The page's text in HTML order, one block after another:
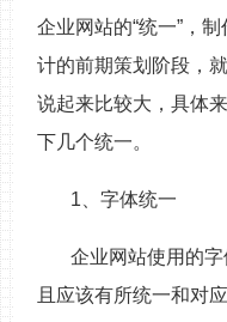
企业网站的“统一”，
计的前期策划阶段，
说起来比较大，具体
下几个统一。
1、字体统一
企业网站使用的字
且应该有所统一和对